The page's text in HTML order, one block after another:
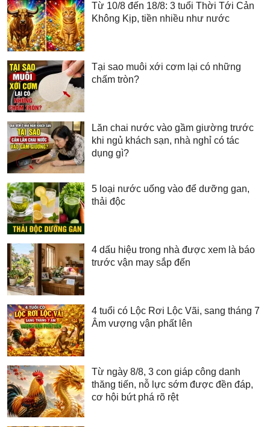
Từ 10/8 đến 18/8: 3 tuổi Thời Tới Cản
Không Kịp, tiền nhiều như nước
Tại sao muôi xới cơm lại có những
chấm tròn?
Lăn chai nước vào gầm giường trước
khi ngủ khách sạn, nhà nghỉ có tác
dụng gì?
5 loại nước uống vào để dưỡng gan,
thải độc
4 dấu hiệu trong nhà được xem là báo
trước vận may sắp đến
4 tuổi có Lộc Rơi Lộc Vãi, sang tháng 7
Âm vượng vận phất lên
Từ ngày 8/8, 3 con giáp công danh
thăng tiến, nỗ lực sớm được đền đáp,
cơ hội bứt phá rõ rệt